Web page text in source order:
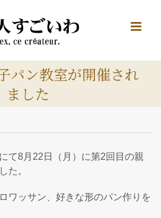
パン教室が開催され
ました
て8月22日（月）に第2回目の親
た。
ワッサン、好きな形のパン作りを